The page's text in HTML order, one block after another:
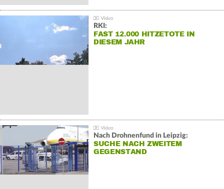
RKI:
FAST 12.000 HITZETOTE IN
DIESEM JAHR
Nach Drohnenfund in Leipzig:
SUCHE NACH ZWEITEM
GEGENSTAND